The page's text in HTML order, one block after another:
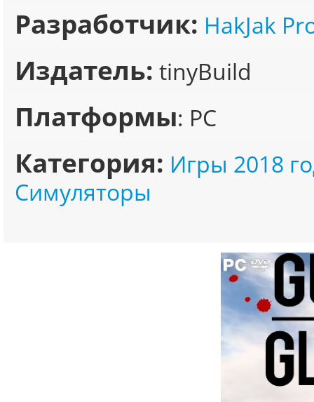
Разработчик: HakJak
Издатель: tinyBuild
Платформы: PC
Категория: Игры 2018
Симуляторы